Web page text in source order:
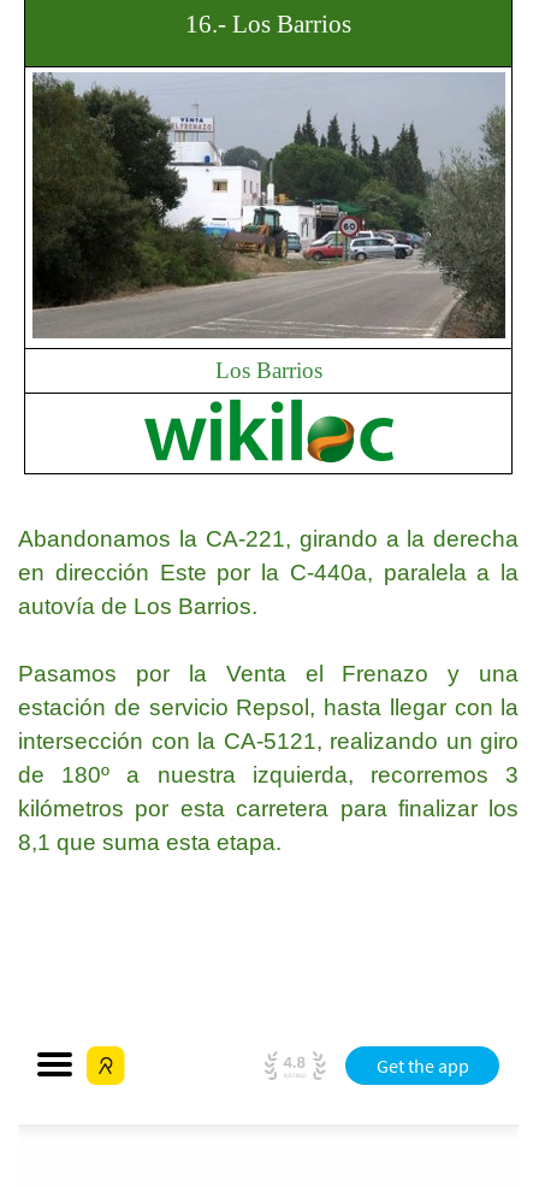
16.- Los Barrios
Los Barrios
Abandonamos la CA-221, girando a la derecha
en dirección Este por la C-440a, paralela a la
autovía de Los Barrios.
Pasamos por la Venta el Frenazo y una
estación de servicio Repsol, hasta llegar con la
intersección con la CA-5121, realizando un giro
de 180º a nuestra izquierda, recorremos 3
kilómetros por esta carretera para finalizar los
8,1 que suma esta etapa.